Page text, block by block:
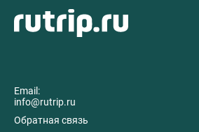
Email:
info@rutrip.ru
Обратная связь